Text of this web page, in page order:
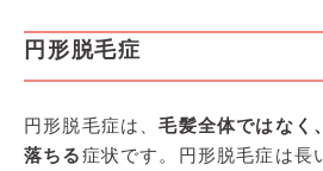
円形脱毛症
円形脱毛症は、毛髪全体ではなく
落ちる症状です。円形脱毛症は長